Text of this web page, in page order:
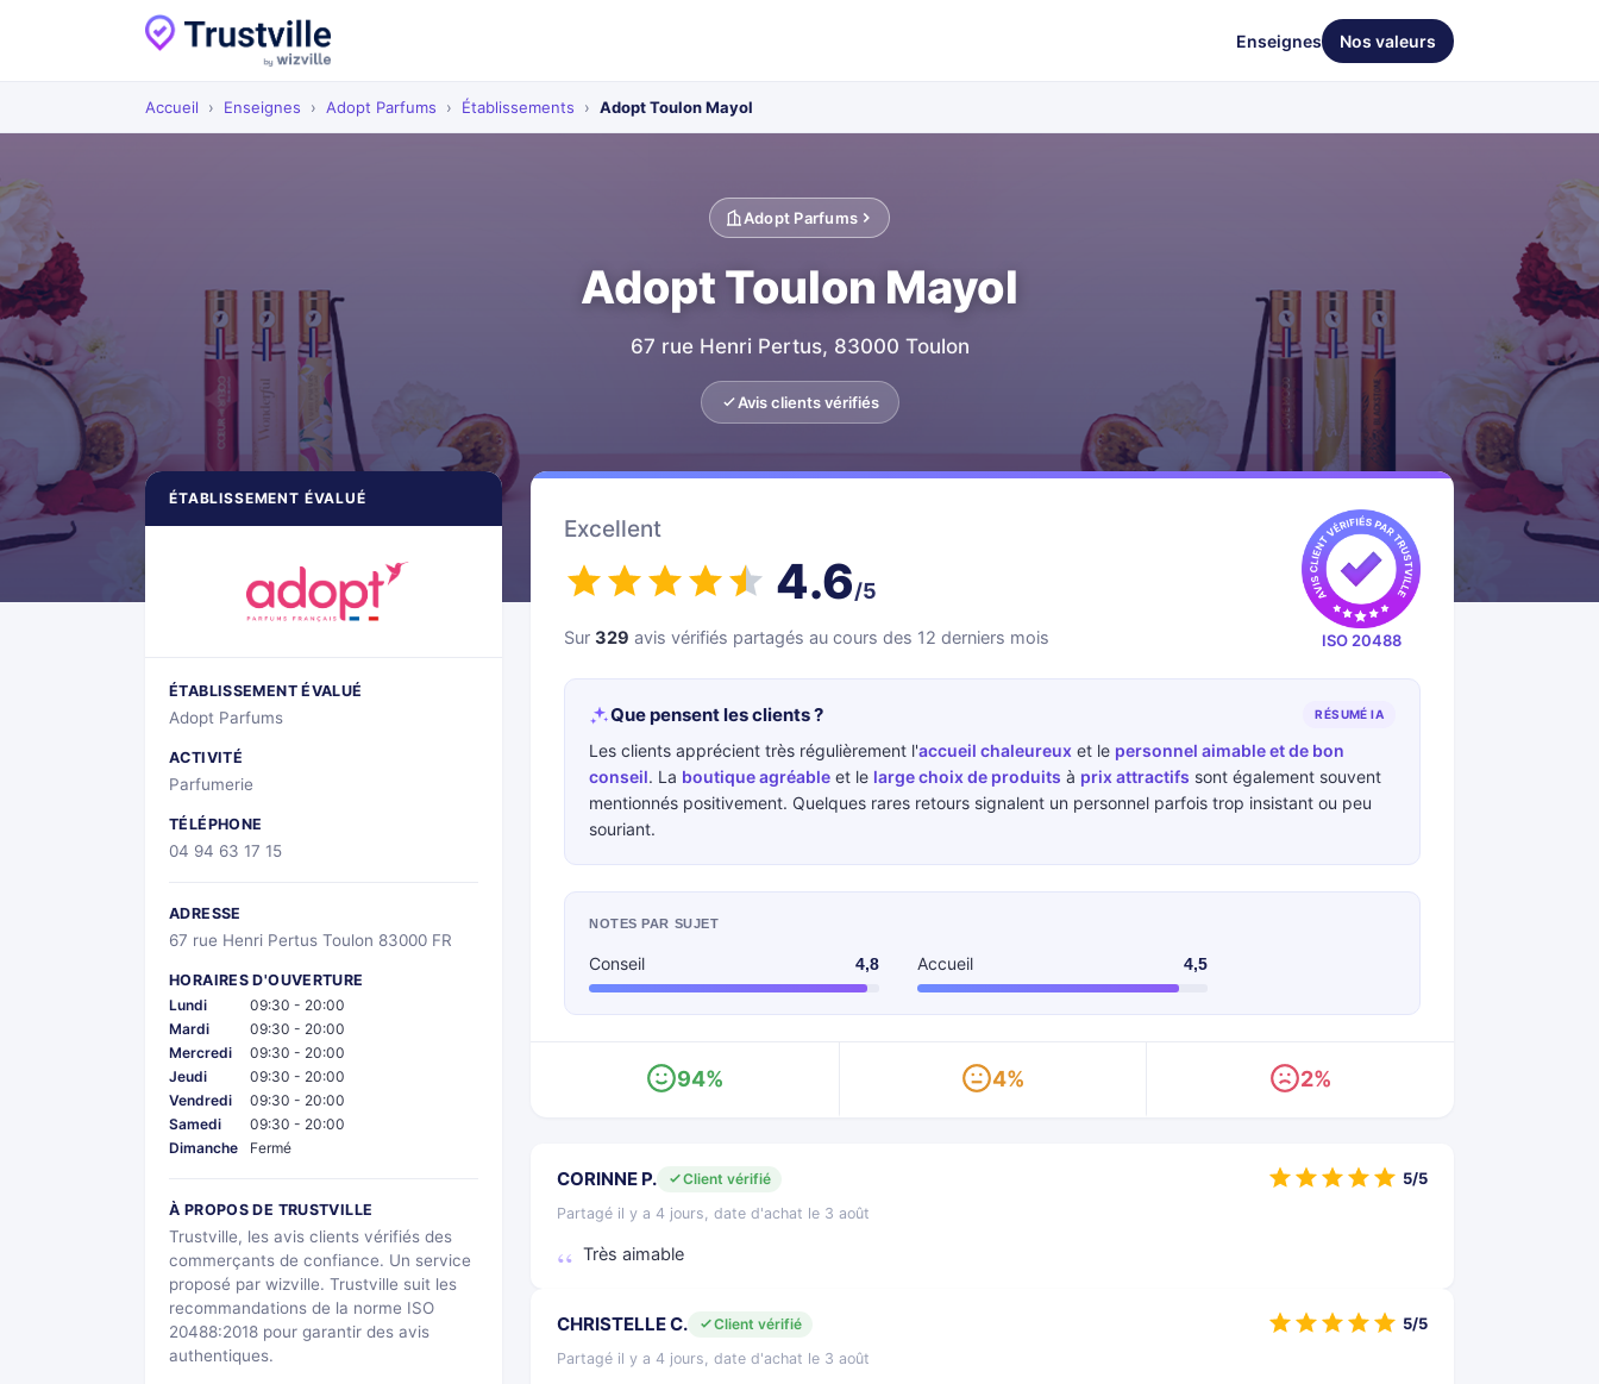
Enseignes Nos valeurs
Accueil › Enseignes › Adopt Parfums › Établissements › Adopt Toulon Mayol
Adopt Parfums
Adopt Toulon Mayol
67 rue Henri Pertus, 83000 Toulon
Avis clients vérifiés
ÉTABLISSEMENT ÉVALUÉ
ÉTABLISSEMENT ÉVALUÉ
Adopt Parfums
ACTIVITÉ
Parfumerie
TÉLÉPHONE
04 94 63 17 15
ADRESSE
67 rue Henri Pertus Toulon 83000 FR
HORAIRES D'OUVERTURE
Lundi
09:30 - 20:00
Mardi
09:30 - 20:00
Mercredi
09:30 - 20:00
Jeudi
09:30 - 20:00
Vendredi
09:30 - 20:00
Samedi
09:30 - 20:00
Dimanche
Fermé
À PROPOS DE TRUSTVILLE
Trustville, les avis clients vérifiés des
commerçants de confiance. Un service
proposé par wizville. Trustville suit les
recommandations de la norme ISO
20488:2018 pour garantir des avis
authentiques.
Excellent
4.6/5
Sur 329 avis vérifiés partagés au cours des 12 derniers mois ISO 20488
Que pensent les clients ? RÉSUMÉ IA
Les clients apprécient très régulièrement l'accueil chaleureux et le personnel aimable et de bon
conseil. La boutique agréable et le large choix de produits à prix attractifs sont également souvent
mentionnés positivement. Quelques rares retours signalent un personnel parfois trop insistant ou peu
souriant.
NOTES PAR SUJET
Conseil 4,8 Accueil 4,5
94% 4% 2%
CORINNE P.
Client vérifié
Partagé il y a 4 jours, date d'achat le 3 août
Très aimable
5/5
CHRISTELLE C.
Client vérifié
Partagé il y a 4 jours, date d'achat le 3 août
5/5